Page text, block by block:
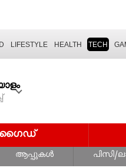
LIFESTYLE HEALTH TECH
ഗൈഡ്
ആപ്പുകൾ പിസി/